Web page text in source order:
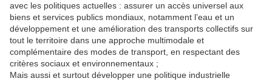
avec les politiques actuelles : assurer un accès universel aux
biens et services publics mondiaux, notamment l’eau et un
développement et une amélioration des transports collectifs sur
tout le territoire dans une approche multimodale et
complémentaire des modes de transport, en respectant des
critères sociaux et environnementaux ;
Mais aussi et surtout développer une politique industrielle